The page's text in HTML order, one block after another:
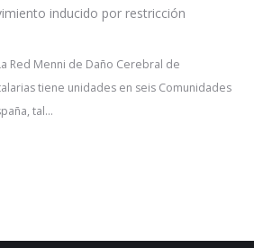
inducido por restricción
Red Menni de Daño Cerebral de
tiene unidades en seis Comunidades
tal…